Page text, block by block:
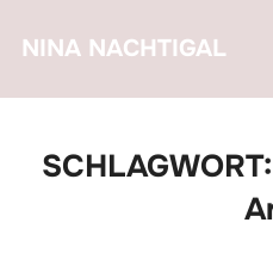
InhaltNINA NACHTIGAL
SCHLAGWORT: